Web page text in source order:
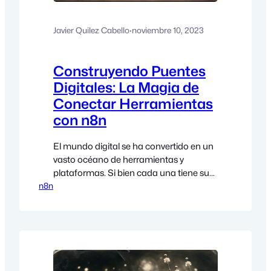
Javier Quilez Cabello·noviembre 10, 2023
Construyendo Puentes
Digitales: La Magia de
Conectar Herramientas
con n8n
El mundo digital se ha convertido en un
vasto océano de herramientas y
plataformas. Si bien cada una tiene su
estás buscando la…
n8n